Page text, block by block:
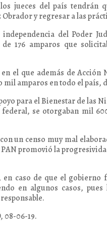
jueces del país
y regresar a las
del Poder
176 amparos que
el que además de
amparos en todo el país,
para el Bienestar de las
se otorgaban mil
un censo muy mal
promovió la
caso de que el
en algunos casos,
08-06-19.